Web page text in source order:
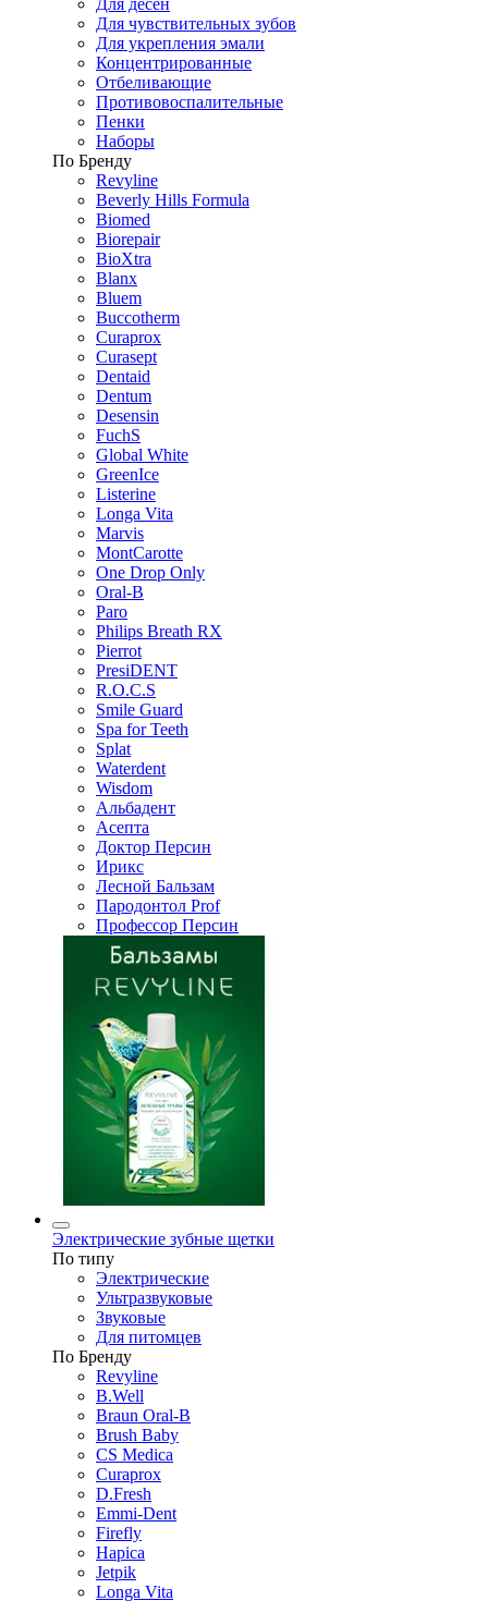
Для чувствительных зубов
Для укрепления эмали
Концентрированные
Отбеливающие
Противовоспалительные
Пенки
Наборы
По Бренду
Revyline
Beverly Hills Formula
Biomed
Biorepair
BioXtra
Blanx
Bluem
Buccotherm
Curaprox
Curasept
Dentaid
Dentum
Desensin
FuchS
Global White
GreenIce
Listerine
Longa Vita
Marvis
MontCarotte
One Drop Only
Oral-B
Paro
Philips Breath RX
Pierrot
PresiDENT
R.O.C.S
Smile Guard
Spa for Teeth
Splat
Waterdent
Wisdom
Альбадент
Асепта
Доктор Персин
Ирикс
Лесной Бальзам
Пародонтол Prof
Профессор Персин
Электрические зубные щетки
По типу
Электрические
Ультразвуковые
Звуковые
Для питомцев
По Бренду
Revyline
B.Well
Braun Oral-B
Brush Baby
CS Medica
Curaprox
D.Fresh
Emmi-Dent
Firefly
Hapica
Jetpik
Longa Vita